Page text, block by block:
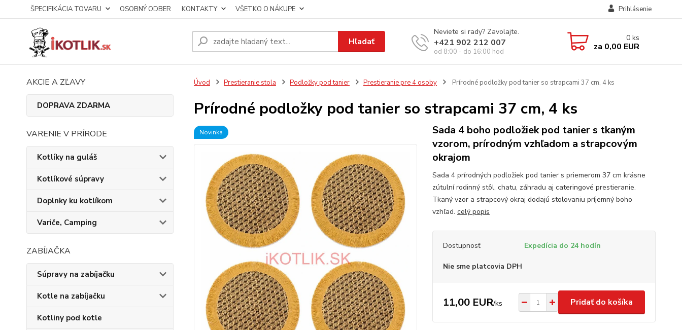
ŠPECIFIKÁCIA TOVARU OSOBNÝ ODBER KONTAKTY VŠETKO O NÁKUPE Prihlásenie
Hľadať
Neviete si rady? Zavolajte.
+421 902 212 007
od 8:00 - do 16:00 hod
0 ks
za 0,00 EUR
AKCIE A ZĽAVY
DOPRAVA ZDARMA
VARENIE V PRÍRODE
Kotlíky na guláš
Kotlíkové súpravy
Doplnky ku kotlíkom
Variče, Camping
ZABÍJAČKA
Súpravy na zabíjačku
Kotle na zabíjačku
Kotliny pod kotle
Úvod Prestieranie stola Podložky pod tanier Prestieranie pre 4 osoby Prírodné podložky pod tanier so strapcami 37 cm, 4 ks
Prírodné podložky pod tanier so strapcami 37 cm, 4 ks
Novinka
Sada 4 boho podložiek pod tanier s tkaným
vzorom, prírodným vzhľadom a strapcovým
okrajom
Sada 4 prírodných podložiek pod tanier s priemerom 37 cm krásne
zútulní rodinný stôl, chatu, záhradu aj cateringové prestieranie.
Tkaný vzor a strapcový okraj dodajú stolovaniu príjemný boho
vzhľad. celý popis
Dostupnosť Expedícia do 24 hodín
Nie sme platcovia DPH
11,00 EUR/ks Pridať do košíka